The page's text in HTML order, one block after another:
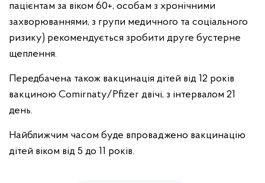
пацієнтам за віком 60+, особам з хронічними
захворюваннями, з групи медичного та соціального
ризику) рекомендується зробити друге бустерне
щеплення.
Передбачена також вакцинація дітей від 12 років
вакциною Comirnaty/Pfizer двічі, з інтервалом 21
день.
Найближчим часом буде впроваджено вакцинацію
дітей віком від 5 до 11 років.